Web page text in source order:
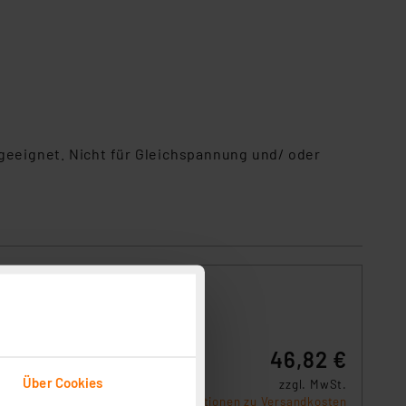
Über Cookies
Nicht für Gleichspannung und/ oder
46,82 €
zzgl. MwSt.
Informationen zu Versandkosten